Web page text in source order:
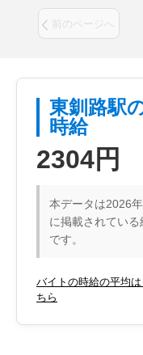
前のページへ
東釧路駅
時給
2304円
本データは2026
に掲載されてい
です。
バイトの時給の平均
ちら